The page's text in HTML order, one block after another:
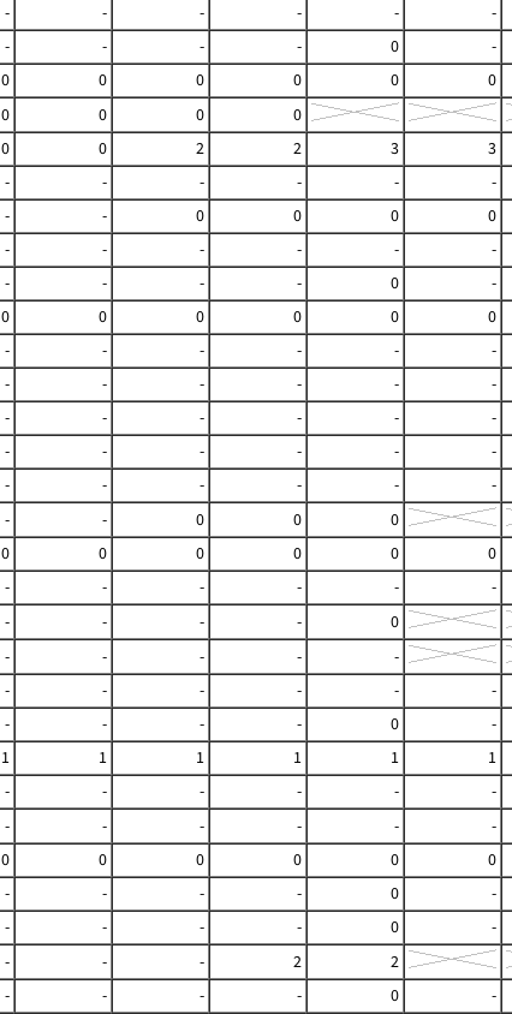
- - - - -
-
- - - - 0
-
0 0 0 0 0
0
0 0 0
0
0 0 2 2 3
3
- - - - -
-
- - 0 0 0
0
- - - - -
-
- - - - 0
-
0 0 0 0 0
0
- - - - -
-
- - - - -
-
- - - - -
-
- - - - -
-
- - - - -
-
- - 0 0
0
0 0 0 0 0
0
- - - - -
-
- - - -
0
- - - -
-
- - - - -
-
- - - - 0
-
1 1 1 1 1
1
- - - - -
-
- - - - -
-
0 0 0 0 0
0
- - - - 0
-
- - - - 0
-
- - - 2
2
- - - - 0 -